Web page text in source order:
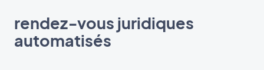
rendez‑vous juridiques
automatisés